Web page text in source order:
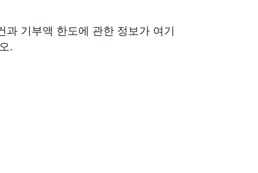
기부액 한도에 관한 정보가 여기
.